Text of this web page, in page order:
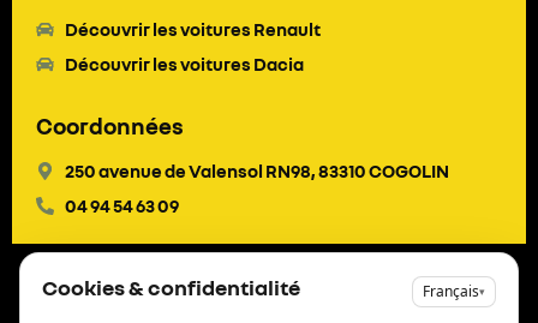
Découvrir les voitures Renault
Découvrir les voitures Dacia
Coordonnées
250 avenue de Valensol RN98, 83310 COGOLIN
04 94 54 63 09
Mentions légales
Copyright © 2024
Cookies & confidentialité Français▾